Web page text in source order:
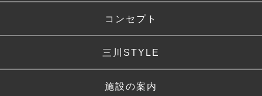
コンセプト
三川STYLE
施設の案内